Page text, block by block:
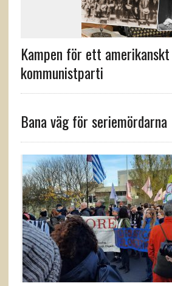
Kampen för ett amerikanskt
kommunistparti
Bana väg för seriemördarna